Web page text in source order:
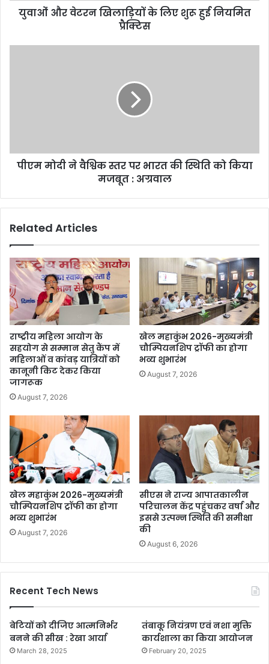
युवाओं और वेटरन खिलाड़ियों के लिए शुरू हुई नियमित
प्रैक्टिस
पीएम मोदी ने वैश्विक स्तर पर भारत की स्थिति को किया
मजबूत : अग्रवाल
Related Articles
राष्ट्रीय महिला आयोग के
सहयोग से सम्मान सेतु कैंप में
महिलाओं व कांवड़ यात्रियों को
कानूनी किट देकर किया
जागरूक
August 7, 2026
खेल महाकुंभ 2026-मुख्यमंत्री
चौम्पियनशिप ट्रॉफी का होगा
भव्य शुभारंभ
August 7, 2026
खेल महाकुंभ 2026-मुख्यमंत्री
चौम्पियनशिप ट्रॉफी का होगा
भव्य शुभारंभ
August 7, 2026
सीएस ने राज्य आपातकालीन
परिचालन केंद्र पहुंचकर वर्षा और
इससे उत्पन्न स्थिति की समीक्षा
की
August 6, 2026
Recent Tech News
बेटियों को दीजिए आत्मनिर्भर
बनने की सीख : रेखा आर्या
March 28, 2025
तंबाकू नियंत्रण एवं नशा मुक्ति
कार्यशाला का किया आयोजन
February 20, 2025